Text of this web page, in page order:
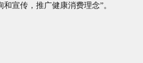
宣传，推广健康消费理念”。